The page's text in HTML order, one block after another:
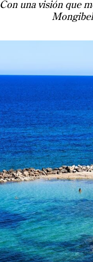
Con una visión que